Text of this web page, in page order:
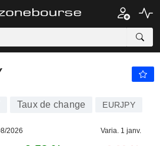
183,4310
Taux de change EURJPY
2026 Varia. 1 janv.